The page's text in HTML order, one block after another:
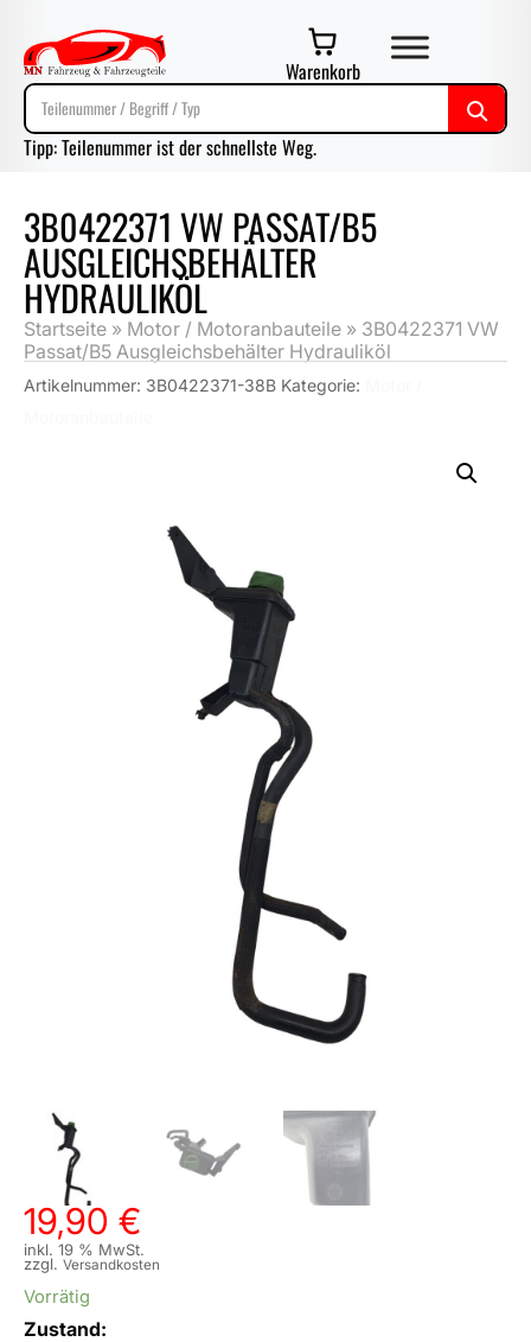
Warenkorb
Tipp: Teilenummer ist der schnellste Weg.
3B0422371 VW PASSAT/B5
AUSGLEICHSBEHÄLTER
HYDRAULIKÖL
Startseite » Motor / Motoranbauteile » 3B0422371 VW
Passat/B5 Ausgleichsbehälter Hydrauliköl
Artikelnummer: 3B0422371-38B Kategorie:
19,90 €
inkl. 19 % MwSt.
zzgl. Versandkosten
Vorrätig
Zustand: